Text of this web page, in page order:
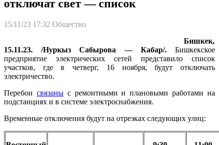
отключат свет — список
15/11/23 17:32 Общество
Бишкек,
15.11.23. /Нуркыз Сабырова — Кабар/.Бишкекское
предприятие электрических сетей представило список
участков, где в четверг, 16 ноября, будут отключать
электричество.
Перебои связаныс ремонтными и плановыми работами на
подстанциях и в системе электроснабжения.
Временные отключения будут на отрезках следующих улиц: